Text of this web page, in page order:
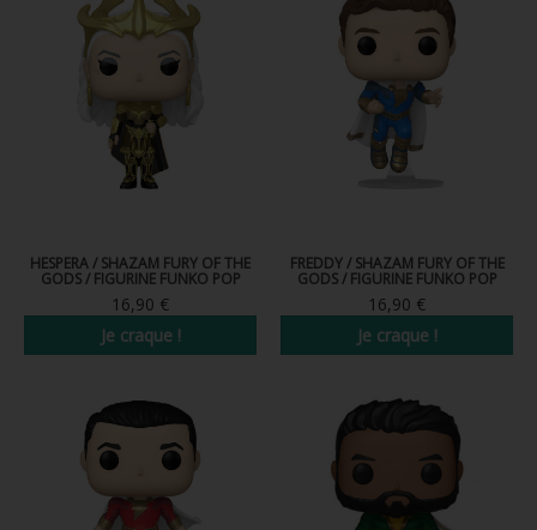
HESPERA / SHAZAM FURY OF THE
GODS / FIGURINE FUNKO POP
16,90 €
Je craque !
FREDDY / SHAZAM FURY OF THE
GODS / FIGURINE FUNKO POP
16,90 €
Je craque !